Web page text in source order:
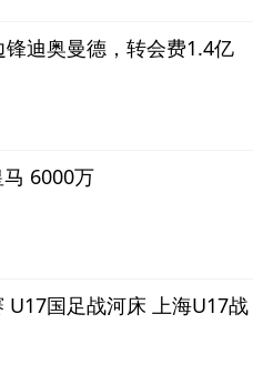
迪奥曼德，转会费1.4亿
6000万
U17国足战河床 上海U17战